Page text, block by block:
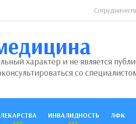
характер и не является
со
ЛЕКАРСТВА ИНВАЛИДНОСТЬ ЛФК